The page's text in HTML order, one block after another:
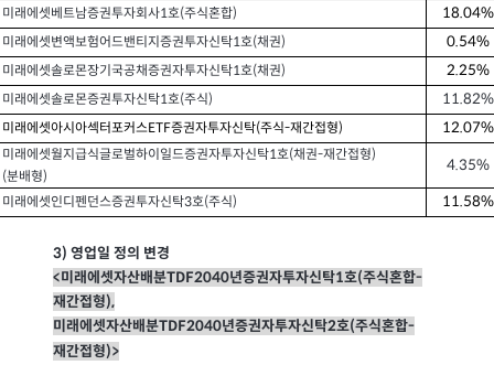
미래에셋베트남증권투자회사1호(주식혼합) 18.04%
미래에셋변액보험어드밴티지증권투자신탁1호(채권) 0.54%
미래에셋솔로몬장기국공채증권자투자신탁1호(채권) 2.25%
미래에셋솔로몬증권투자신탁1호(주식) 11.82%
미래에셋아시아섹터포커스ETF증권자투자신탁(주식-재간접형) 12.07%
미래에셋월지급식글로벌하이일드증권자투자신탁1호(채권-재간접형)
(분배형)
4.35%
미래에셋인디펜던스증권투자신탁3호(주식) 11.58%
3) 영업일 정의 변경
<미래에셋자산배분TDF2040년증권자투자신탁1호(주식혼합-
재간접형),
미래에셋자산배분TDF2040년증권자투자신탁2호(주식혼합-
재간접형)>